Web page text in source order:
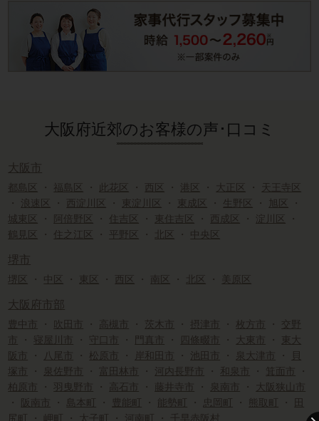
大阪府近郊のお客様の声･口コミ
大阪市
都島区 ・ 福島区 ・ 此花区 ・ 西区 ・ 港区 ・ 大正区 ・
天王寺区
・
浪速区 ・ 西淀川区 ・ 東淀川区 ・ 東成区 ・ 生野区 ・ 旭区
・
城東区
・ 阿倍野区 ・ 住吉区 ・ 東住吉区 ・ 西成区 ・ 淀川区
・
鶴見区
・ 住之江区 ・ 平野区 ・ 北区 ・ 中央区
堺市
堺区 ・ 中区 ・ 東区 ・ 西区 ・ 南区 ・ 北区 ・ 美原区
大阪府市部
豊中市 ・ 吹田市 ・ 高槻市 ・ 茨木市 ・ 摂津市 ・ 枚方市 ・
交野
・ 寝屋川市 ・ 守口市 ・ 門真市 ・ 四條畷市 ・ 大東市 ・
東大
阪市
・ 八尾市 ・ 松原市 ・ 岸和田市 ・ 池田市 ・ 泉大津市 ・
貝
塚市
・ 泉佐野市 ・ 富田林市 ・ 河内長野市 ・ 和泉市 ・ 箕面市
・
柏原市
・ 羽曳野市 ・ 高石市 ・ 藤井寺市 ・ 泉南市 ・
大阪狭山市
・
阪南市 ・ 島本町 ・ 豊能町 ・ 能勢町 ・ 忠岡町 ・ 熊取町 ・
田
尻町
・ 岬町 ・ 太子町 ・ 河南町 ・ 千早赤阪村